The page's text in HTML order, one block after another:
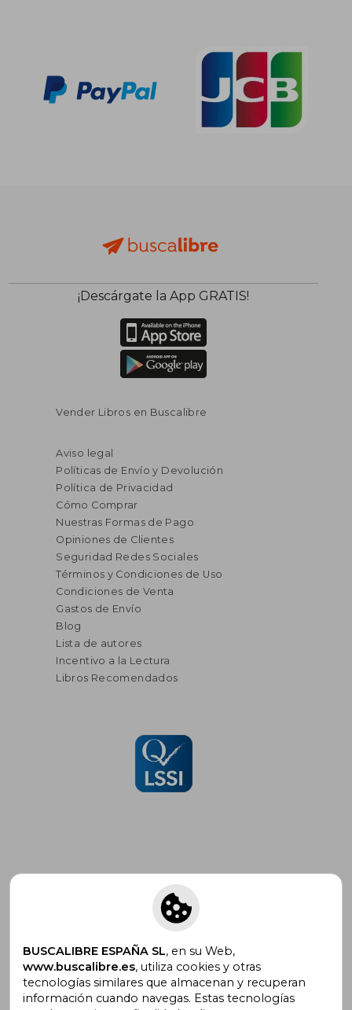
¡Descárgate la App GRATIS!
Vender Libros en Buscalibre
Aviso legal
Políticas de Envío y Devolución
Política de Privacidad
Cómo Comprar
Nuestras Formas de Pago
Opiniones de Clientes
Seguridad Redes Sociales
Términos y Condiciones de Uso
Condiciones de Venta
Gastos de Envío
Blog
Lista de autores
Incentivo a la Lectura
Libros Recomendados
Suscríbete para recibir ofertas y
promociones
¿Necesitas ayuda?
BUSCALIBRE ESPAÑA SL, en su Web,
www.buscalibre.es, utiliza cookies y otras
tecnologías similares que almacenan y recuperan
información cuando navegas. Estas tecnologías